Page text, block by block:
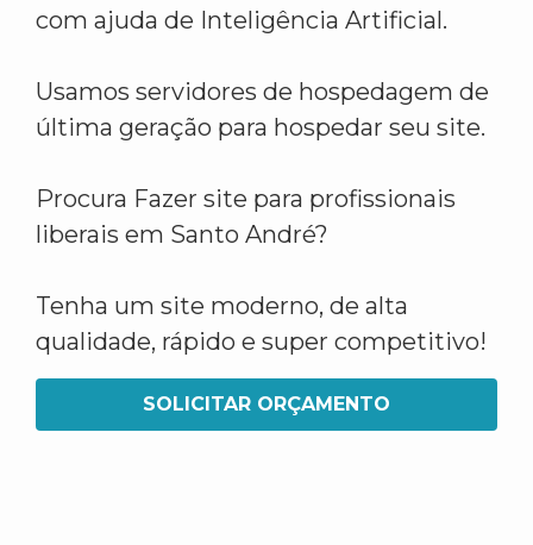
com ajuda de Inteligência Artificial.
Usamos servidores de hospedagem de
última geração para hospedar seu site.
Procura Fazer site para profissionais
liberais em Santo André?
Tenha um site moderno, de alta
qualidade, rápido e super competitivo!
SOLICITAR ORÇAMENTO